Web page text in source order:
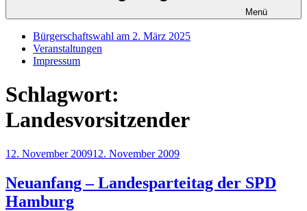
Menü
Bürgerschaftswahl am 2. März 2025
Veranstaltungen
Impressum
Schlagwort:
Landesvorsitzender
Veröffentlicht
12. November 200912. November 2009
Neuanfang – Landesparteitag der SPD
Hamburg